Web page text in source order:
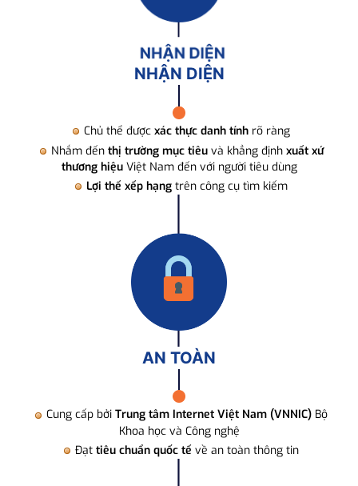
NHẬN DIỆN
Chủ thể được xác thực danh tính rõ ràng
Nhắm đến thị trường mục tiêuvà khẳng định xuất xứ
thương hiệuViệt Nam đến với người tiêu dùng
Lợi thế xếp hạng trên công cụ tìm kiếm
AN TOÀN
Cung cấp bởi Trung tâm Internet Việt Nam (VNNIC) Bộ
Khoa học và Công nghệ
Đạt tiêu chuẩn quốc tế về an toàn thông tin